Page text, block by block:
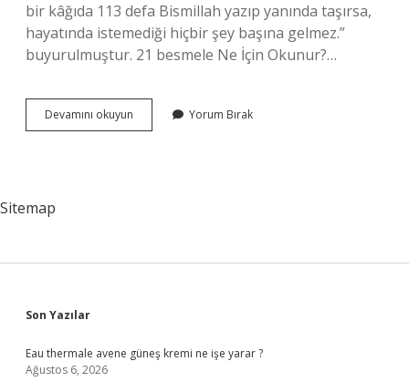
bir kâğıda 113 defa Bismillah yazıp yanında taşırsa,
hayatında istemediği hiçbir şey başına gelmez.”
buyurulmuştur. 21 besmele Ne İçin Okunur?…
Devamını okuyun Besmele
Kaç
Yorum Bırak
Sitemap
Sidebar
Son Yazılar
Eau thermale avene güneş kremi ne işe yarar ?
Ağustos 6, 2026